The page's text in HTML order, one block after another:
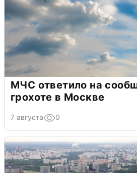
МЧС ответило на
грохоте в Москве
7 августа 0